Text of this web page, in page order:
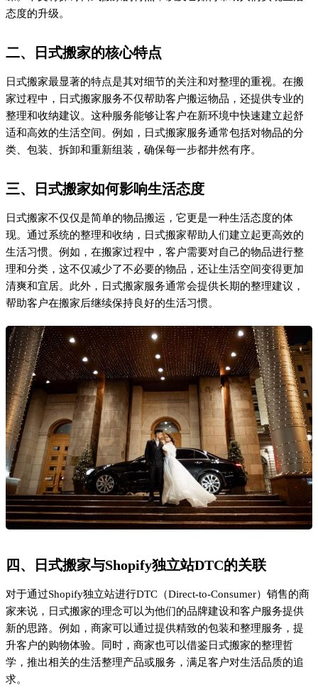
帮助客户在搬家后继续保持良好的生活习惯。
四、日式搬家与Shopify独立站DTC的关联
对于通过Shopify独立站进行DTC（Direct-to-Consumer）销售的商
新的思路。例如，商家可以通过提供精致的包装和整理服务，提
升客户的购物体验。同时，商家也可以借鉴日式搬家的整理哲
学，推出相关的生活整理产品或服务，满足客户对生活品质的追
求。
五、关键对比与建议
项目 传统搬家 日式搬家
服务重点 单纯的物品搬运 物品搬运 + 整理收纳
客户体验 关注搬运效率 关注客户生活品质
六、FAQ
Q1. 日式搬家服务主要包含哪些内容？
日式搬家服务通常包括物品的分类、包装、搬运、拆卸和重新组
装，以及专业的整理和收纳建议。